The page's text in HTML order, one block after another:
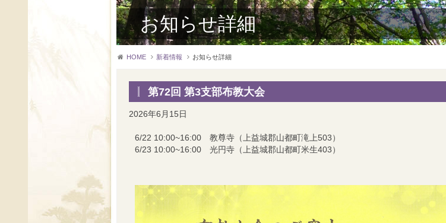
お知らせ詳細
HOME 新着情報 お知らせ詳細
第72回 第3支部布教大会
2026年6月15日
6/22 10:00~16:00 教尊寺（上益城郡山都町滝上503）
6/23 10:00~16:00 光円寺（上益城郡山都町米生403）